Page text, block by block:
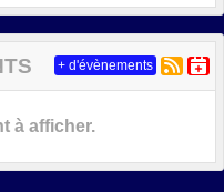
à afficher.
+ d'évènements